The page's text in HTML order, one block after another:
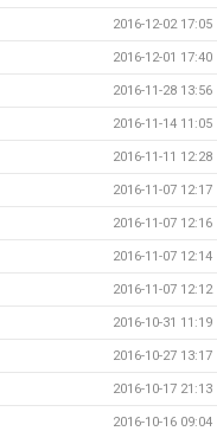
2016-12-02 17:05
2016-12-01 17:40
2016-11-28 13:56
2016-11-14 11:05
2016-11-11 12:28
2016-11-07 12:17
2016-11-07 12:16
2016-11-07 12:14
2016-11-07 12:12
2016-10-31 11:19
2016-10-27 13:17
2016-10-17 21:13
2016-10-16 09:04